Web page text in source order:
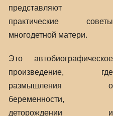
представляют
практические советы
многодетной матери.
Это автобиографическое
произведение, где
размышления о
беременности,
деторождении и